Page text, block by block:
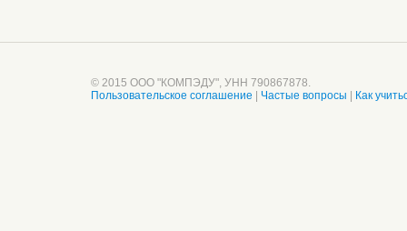
© 2015 ООО "КОМПЭДУ", УНН 790867878.
Пользовательское соглашение | Частые вопросы | Как